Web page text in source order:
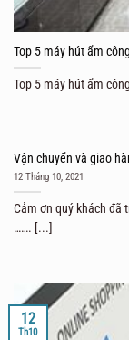
Top 5 máy hút ẩm
Top 5 máy hút ẩm
Vận chuyển và giao
12 Tháng 10, 2021
Cảm ơn quý khách đã
……. [...]
12
Th10